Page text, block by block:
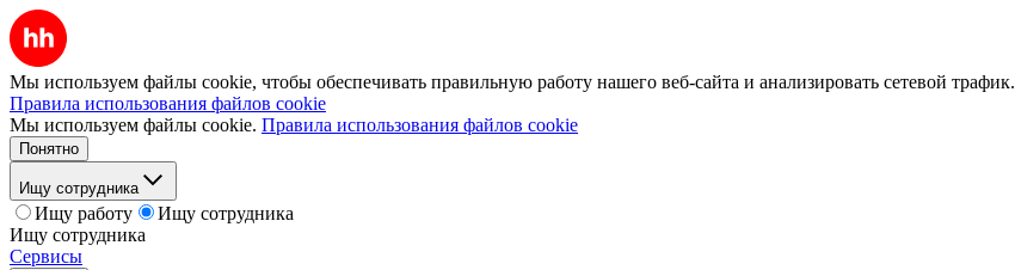
Мы используем файлы cookie, чтобы обеспечивать правильную работу нашего веб-сайта и анализировать сетевой трафик.
Правила использования файлов cookie
Мы используем файлы cookie. Правила использования файлов cookie
Понятно
Ищу сотрудника
Ищу работу
Ищу сотрудника
Ищу сотрудника
Сервисы